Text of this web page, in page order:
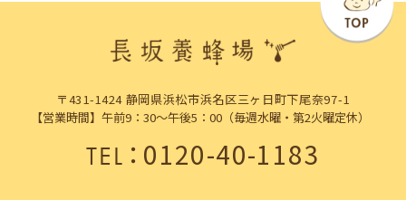
〒431-1424 静岡県浜松市浜名区三ヶ日町下尾奈97-1
【営業時間】午前9：30～午後5：00（毎週水曜・第2火曜定休）
TEL：0120-40-1183